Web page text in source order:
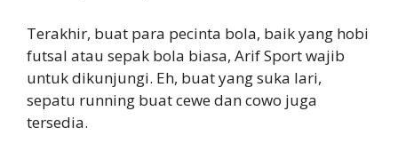
Terakhir, buat para pecinta bola, baik yang hobi
futsal atau sepak bola biasa, Arif Sport wajib
untuk dikunjungi. Eh, buat yang suka lari,
sepatu running buat cewe dan cowo juga
tersedia.